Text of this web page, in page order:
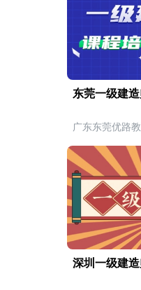
东莞一级建造
广东东莞优路
深圳一级建